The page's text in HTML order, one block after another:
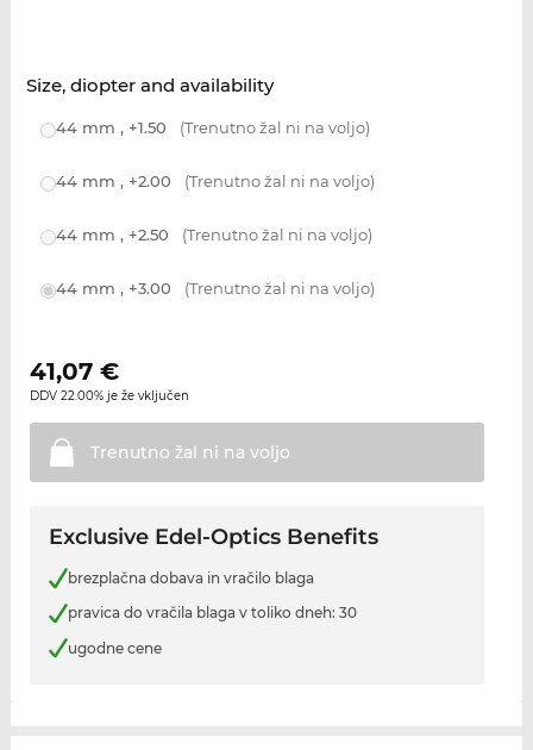
Size, diopter and availability
44 mm , +1.50 (Trenutno žal ni na voljo)
44 mm , +2.00 (Trenutno žal ni na voljo)
44 mm , +2.50 (Trenutno žal ni na voljo)
44 mm , +3.00 (Trenutno žal ni na voljo)
41,07€
DDV 22.00% je že vključen
Trenutno žal ni na voljo
Exclusive Edel-Optics Benefits
brezplačna dobava in vračilo blaga
pravica do vračila blaga v toliko dneh: 30
ugodne cene